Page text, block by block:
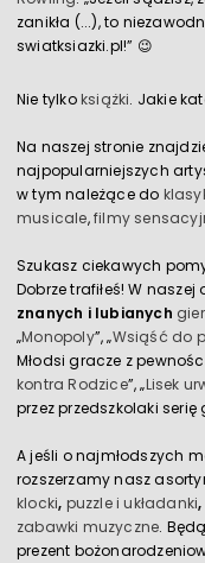
zanikła (...), to
swiatksiazki.pl!” 😉
Nie tylkoksiążki. Jakie
Na naszej stronie
najpopularniejszych
w tym należące do
musicale,filmy
Szukasz ciekawych
Dobrze trafiłeś! W
znanych i lubianych
„Monopoly”, „Wsiąść do
Młodsi gracze z
kontra Rodzice”, „Lisek
przez przedszkolaki
A jeśli o najmłodszych
rozszerzamy nasz
klocki, puzzle i układanki,
zabawki muzyczne.
prezent